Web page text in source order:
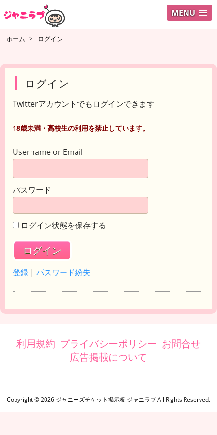
MENU
ホーム > ログイン
ログイン
Twitterアカウントでもログインできます
18歳未満・高校生の利用を禁止しています。
Username or Email
パスワード
ログイン状態を保存する
登録 | パスワード紛失
利用規約 プライバシーポリシー お問合せ
広告掲載について
Copyright ©2026 ジャニーズチケット掲示板 ジャニラブAll Rights Reserved.